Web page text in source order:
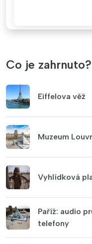
Co je zahrnuto?
Eiffelova věž
Muzeum
Vyhlídková
Paříž: audio
telefony